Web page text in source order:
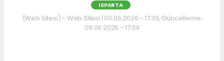
ISPARTA
(Web Sitesi) - Web Sitesi | 09.06.2026 - 17:39, Güncelleme:
09.06.2026 - 17:39